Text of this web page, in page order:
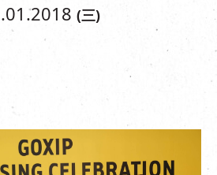
(三)